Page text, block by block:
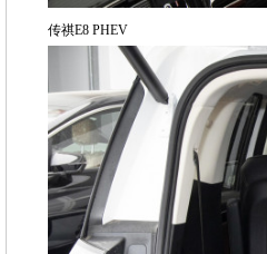
传祺E8 PHEV